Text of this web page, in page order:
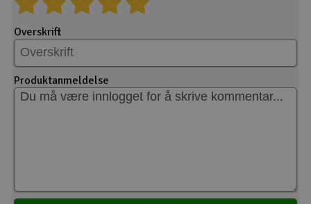
Overskrift
Produktanmeldelse